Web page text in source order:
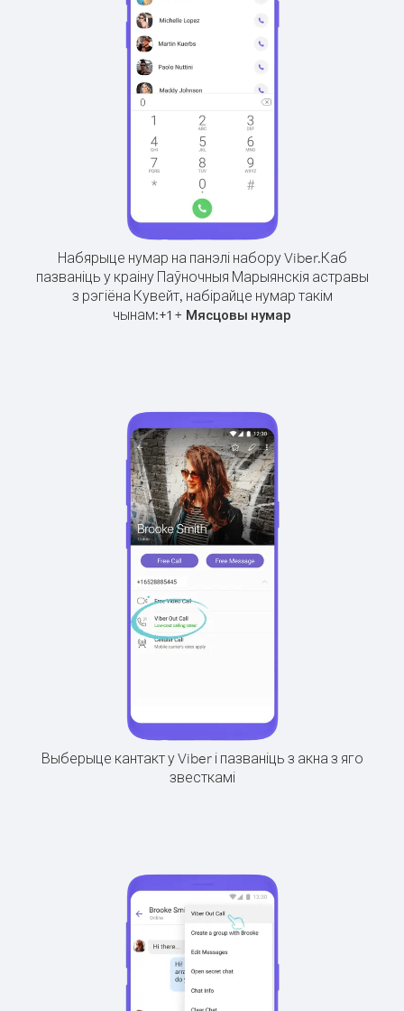
Набярыце нумар на панэлі набору Viber.Каб
пазваніць у краіну Паўночныя Марыянскія астравы
з рэгіёна Кувейт, набірайце нумар такім
чынам:+1 + Мясцовы нумар
Выберыце кантакт у Viber і пазваніць з акна з яго
звесткамі